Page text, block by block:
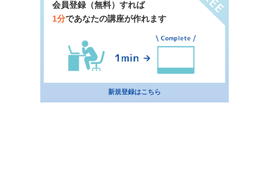
会員登録（無料）すれば
1分であなたの講座が作れます
新規登録はこちら